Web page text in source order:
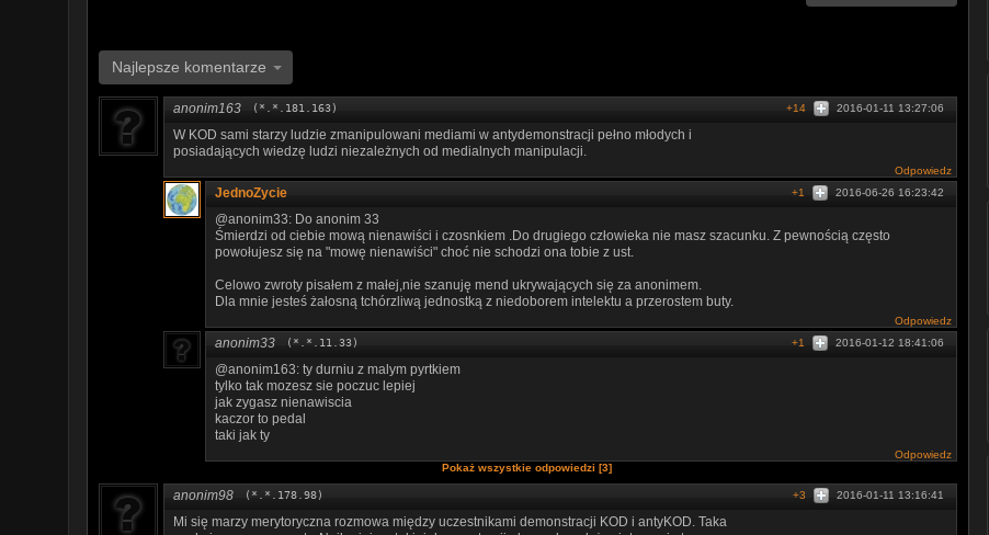
Najlepsze komentarze
anonim163 (*.*.181.163) 2016-01-11 13:27:06
+14
W KOD sami starzy ludzie zmanipulowani mediami w antydemonstracji pełno młodych i
posiadających wiedzę ludzi niezależnych od medialnych manipulacji.
Odpowiedz
JednoZycie 2016-06-26 16:23:42
+1
@anonim33: Do anonim 33
Śmierdzi od ciebie mową nienawiści i czosnkiem .Do drugiego człowieka nie masz szacunku. Z pewnością często
powołujesz się na "mowę nienawiści" choć nie schodzi ona tobie z ust.
Celowo zwroty pisałem z małej,nie szanuję mend ukrywających się za anonimem.
Dla mnie jesteś żałosną tchórzliwą jednostką z niedoborem intelektu a przerostem buty.
Odpowiedz
anonim33 (*.*.11.33) 2016-01-12 18:41:06
+1
@anonim163: ty durniu z malym pyrtkiem
tylko tak mozesz sie poczuc lepiej
jak zygasz nienawiscia
kaczor to pedal
taki jak ty
Odpowiedz
Pokaż wszystkie odpowiedzi [3]
anonim98 (*.*.178.98) 2016-01-11 13:16:41
+3
Mi się marzy merytoryczna rozmowa między uczestnikami demonstracji KOD i antyKOD. Taka